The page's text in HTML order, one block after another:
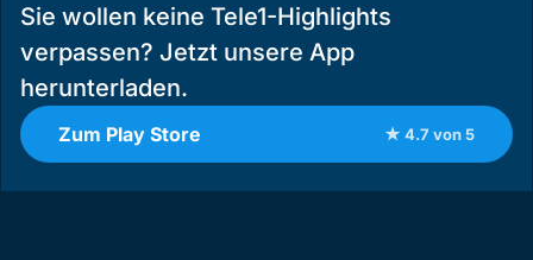
Sie wollen keine Tele1-Highlights
verpassen? Jetzt unsere App
herunterladen.
Zum Play Store ★ 4.7 von 5